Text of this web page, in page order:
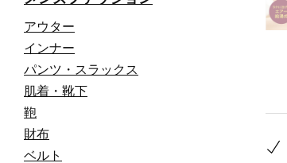
アウター
インナー
パンツ・スラックス
肌着・靴下
鞄
財布
ベルト